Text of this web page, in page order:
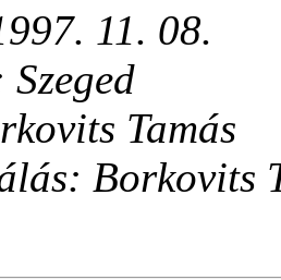
11. 08.
Tamás
Borkovits